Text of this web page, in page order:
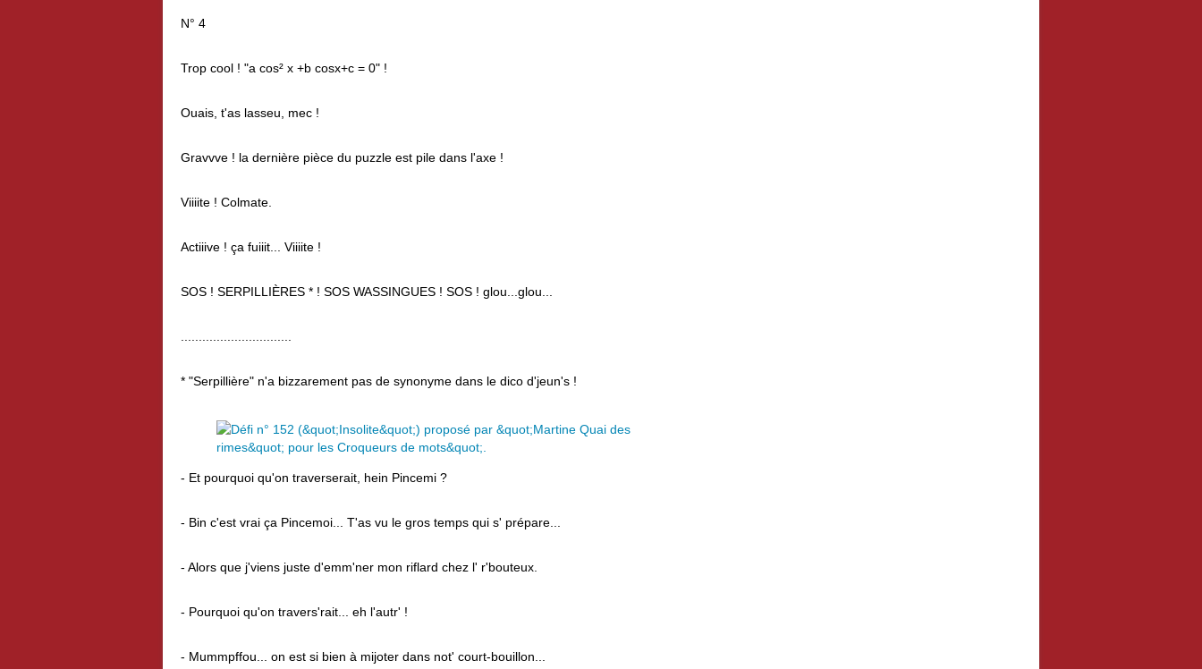
N° 4
Trop cool ! "a cos² x +b cosx+c = 0" !
Ouais, t'as lasseu, mec !
Gravvve ! la dernière pièce du puzzle est pile dans l'axe !
Viiiite ! Colmate.
Actiiive ! ça fuiiit... Viiiite !
SOS ! SERPILLIÈRES * ! SOS WASSINGUES ! SOS ! glou...glou...
* "Serpillière" n'a bizzarement pas de synonyme dans le dico d'jeun's !
- Et pourquoi qu'on traverserait, hein Pincemi ?
- Bin c'est vrai ça Pincemoi... T'as vu le gros temps qui s' prépare...
- Alors que j'viens juste d'emm'ner mon riflard chez l' r'bouteux.
- Pourquoi qu'on travers'rait... eh l'autr' !
- Mummpffou... on est si bien à mijoter dans not' court-bouillon...